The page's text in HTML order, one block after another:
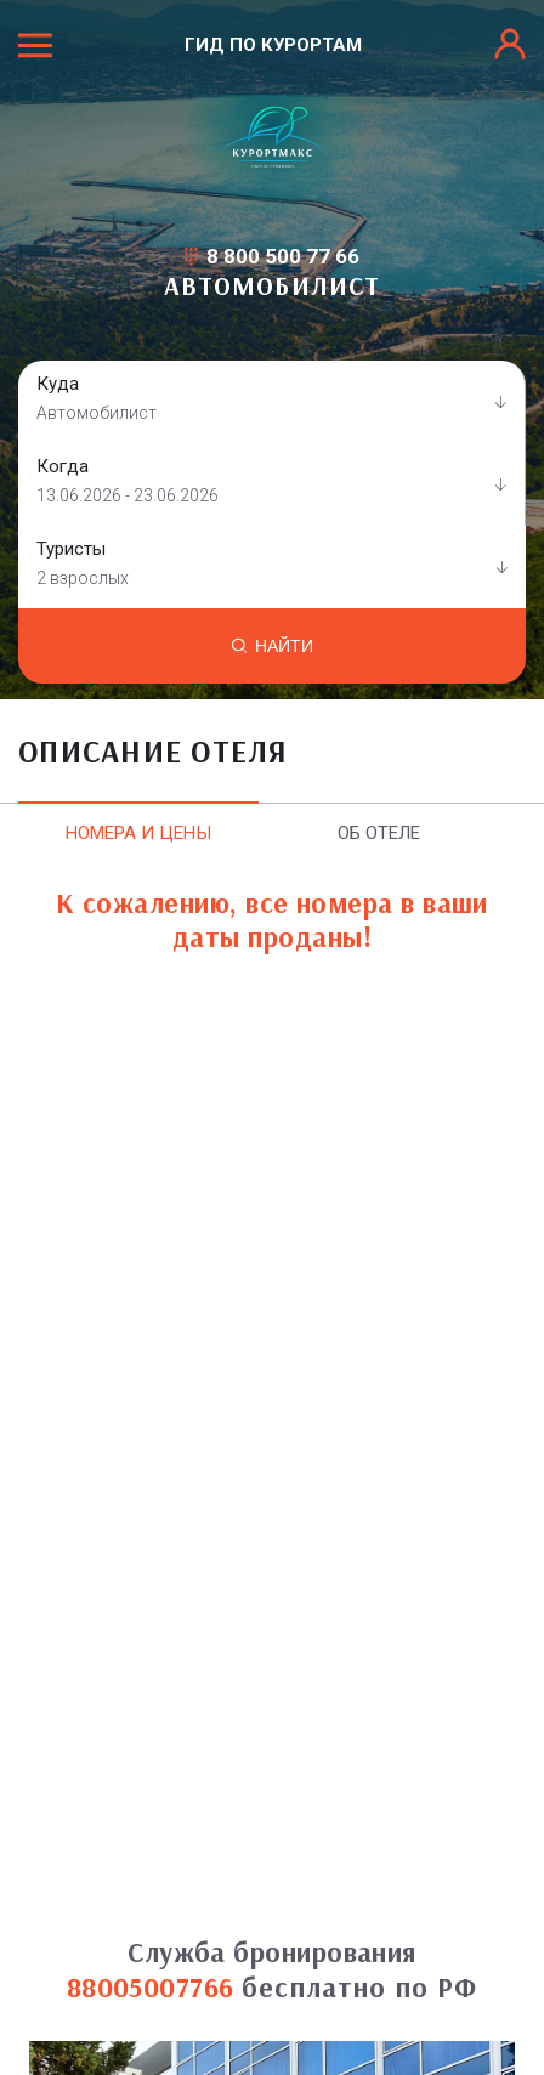
ГИД ПО КУРОРТАМ
8 800 500 77 66
АВТОМОБИЛИСТ
Куда
Автомобилист
Когда
13.06.2026 - 23.06.2026
Туристы
2 взрослых
НАЙТИ
ОПИСАНИЕ ОТЕЛЯ
НОМЕРА И ЦЕНЫ ОБ ОТЕЛЕ
К сожалению, все номера в ваши
даты проданы!
Служба бронирования
88005007766 бесплатно по РФ